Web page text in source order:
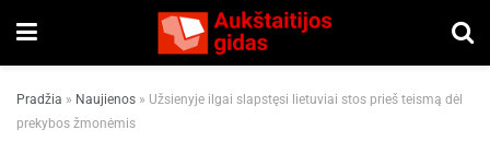
Pradžia » Naujienos » Užsienyje ilgai slapstęsi lietuviai stos prieš teismą dėl
prekybos žmonėmis